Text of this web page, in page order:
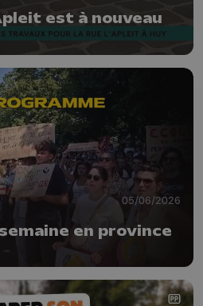
est à nouveau
05/06/2026
en province